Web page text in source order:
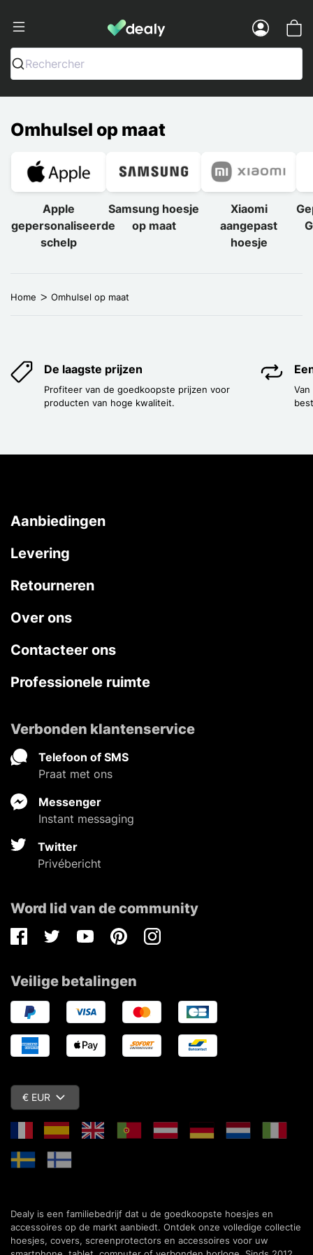
Dealy - Telefoonhoesjes en
Rechercher
Omhulsel op maat
Apple
gepersonaliseerde
schelp
Samsung hoesje
op maat
Xiaomi
aangepast
hoesje
Home Omhulsel op maat
De laagste prijzen
Profiteer van de goedkoopste prijzen voor
producten van hoge kwaliteit.
Aanbiedingen
Levering
Retourneren
Over ons
Contacteer ons
Professionele ruimte
Verbonden klantenservice
Telefoon of SMS
Praat met ons
Messenger
Instant messaging
Twitter
Privébericht
Word lid van de community
FacebookTwitterYoutubePinterestInstagram
Veilige betalingen
€ EUR
Dealy is een familiebedrijf dat u de goedkoopste hoesjes en
accessoires op de markt aanbiedt. Ontdek onze volledige collectie
hoesjes, covers, screenprotectors en accessoires voor uw